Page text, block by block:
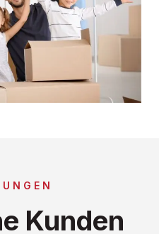
Kunden